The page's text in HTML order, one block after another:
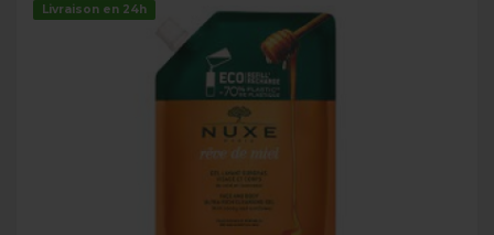
Livraison en 24h